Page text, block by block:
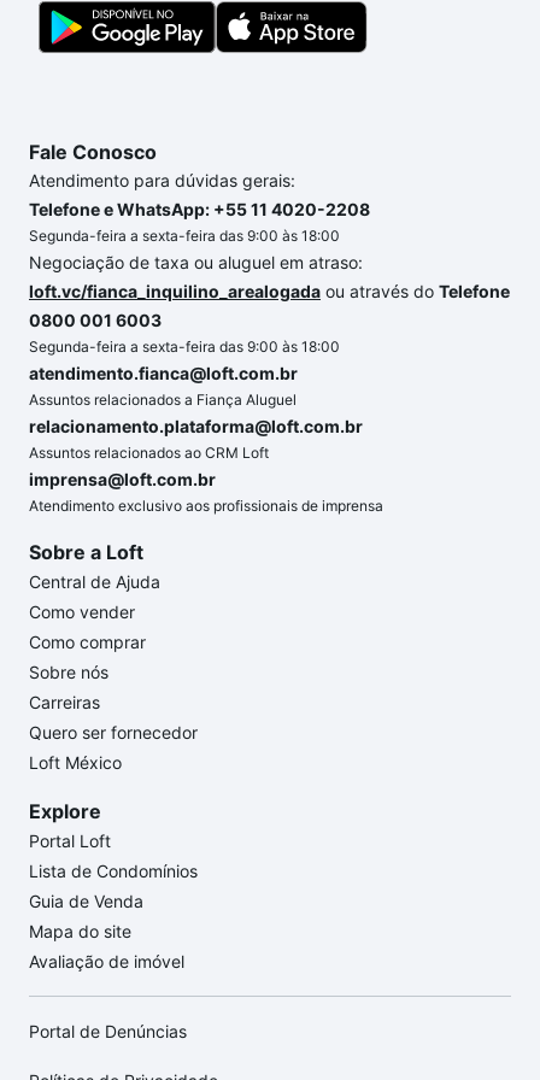
conte com a gente para comprar o imóvel dos seus
sonhos com segurança e conforto. Loft, com você
Fale Conosco
Atendimento para dúvidas gerais:
Telefone e WhatsApp: +55 11 4020-2208
Segunda-feira a sexta-feira das 9:00 às 18:00
Negociação de taxa ou aluguel em atraso:
loft.vc/fianca_inquilino_arealogada ou através do Telefone
0800 001 6003
Segunda-feira a sexta-feira das 9:00 às 18:00
atendimento.fianca@loft.com.br
Assuntos relacionados a Fiança Aluguel
relacionamento.plataforma@loft.com.br
Assuntos relacionados ao CRM Loft
imprensa@loft.com.br
Atendimento exclusivo aos profissionais de imprensa
Sobre a Loft
Central de Ajuda
Como vender
Como comprar
Sobre nós
Carreiras
Quero ser fornecedor
Loft México
Explore
Portal Loft
Lista de Condomínios
Guia de Venda
Mapa do site
Avaliação de imóvel
Portal de Denúncias